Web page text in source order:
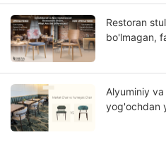
Restoran
bo'lmagan,
Alyuminiy
yog'ochdan